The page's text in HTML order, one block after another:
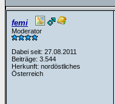
femi
Moderator
Dabei seit: 27.08.2011
Beiträge: 3.544
Herkunft: nordöstliches
Österreich